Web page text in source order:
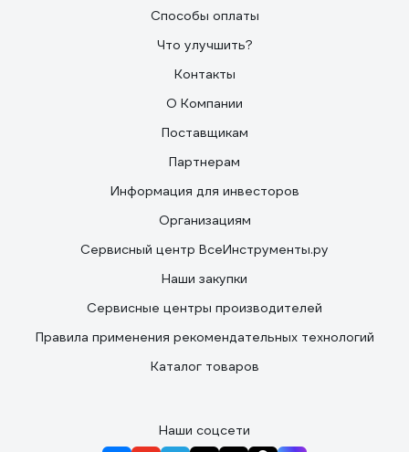
Способы оплаты
Что улучшить?
Контакты
О Компании
Поставщикам
Партнерам
Информация для инвесторов
Организациям
Сервисный центр ВсеИнструменты.ру
Наши закупки
Сервисные центры производителей
Правила применения рекомендательных технологий
Каталог товаров
Наши соцсети